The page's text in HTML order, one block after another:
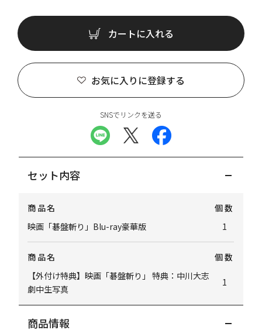
カートに入れる
お気に入りに登録する
SNSでリンクを送る
セット内容
商品名
個数
映画「碁盤斬り」Blu-ray豪華版
1
商品名
個数
【外付け特典】映画「碁盤斬り」 特典：中川大志
劇中生写真
1
商品情報